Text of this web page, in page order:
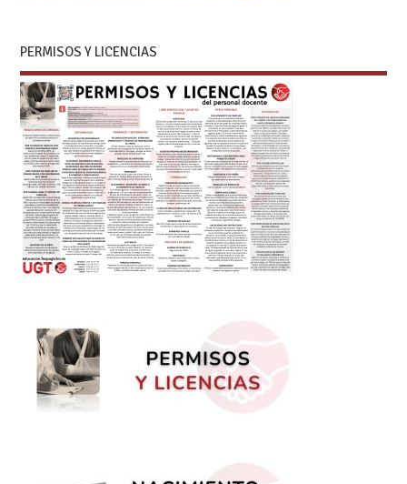
PERMISOS Y LICENCIAS